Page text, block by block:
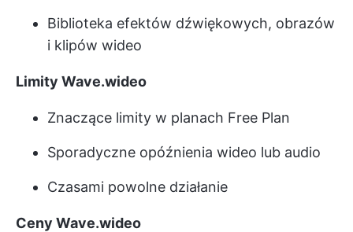
Biblioteka efektów dźwiękowych, obrazów
i klipów wideo
Limity Wave.wideo
Znaczące limity w planach Free Plan
Sporadyczne opóźnienia wideo lub audio
Czasami powolne działanie
Ceny Wave.wideo